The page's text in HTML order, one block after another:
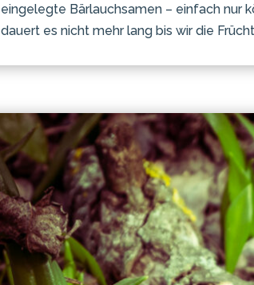
eingelegte Bärlauchsamen – einfach nur
dauert es nicht mehr lang bis wir die